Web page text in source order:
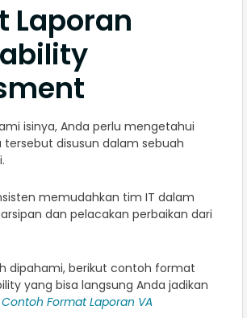
Laporan
isinya, Anda perlu mengetahui
disusun dalam sebuah
memudahkan tim IT dalam
dan pelacakan perbaikan dari
dipahami, berikut contoh format
yang bisa langsung Anda jadikan
Format Laporan VA